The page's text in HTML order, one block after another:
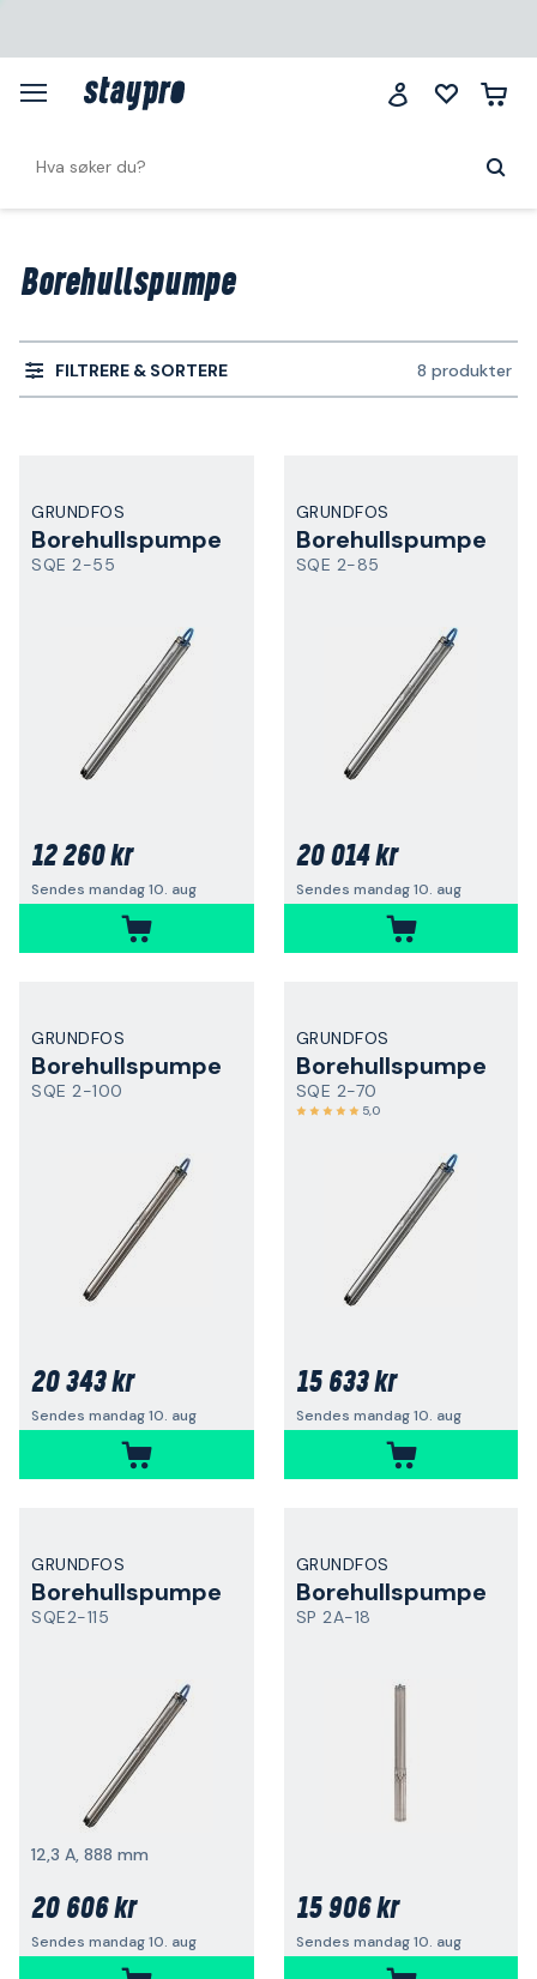
Borehullspumpe
FILTRERE & SORTERE 8 produkter
GRUNDFOS
Borehullspumpe
SQE 2-55
12 260 kr
Sendes mandag 10. aug
GRUNDFOS
Borehullspumpe
SQE 2-85
20 014 kr
Sendes mandag 10. aug
GRUNDFOS
Borehullspumpe
SQE 2-100
20 343 kr
Sendes mandag 10. aug
GRUNDFOS
Borehullspumpe
SQE 2-70
5,0
15 633 kr
Sendes mandag 10. aug
GRUNDFOS
Borehullspumpe
SQE2-115
12,3 A, 888 mm
20 606 kr
Sendes mandag 10. aug
GRUNDFOS
Borehullspumpe
SP 2A-18
15 906 kr
Sendes mandag 10. aug